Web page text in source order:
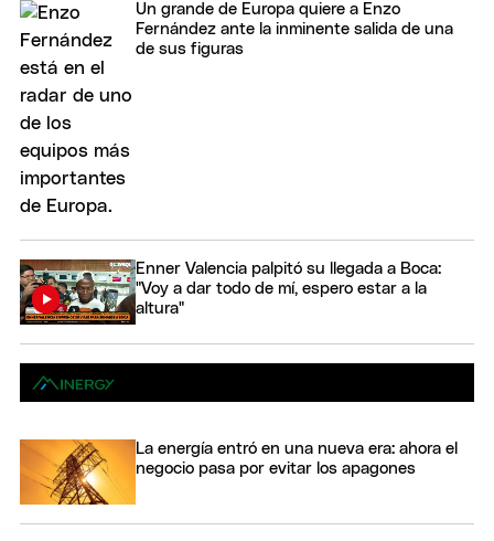
Un grande de Europa quiere a Enzo
Fernández ante la inminente salida de una
de sus figuras
Enner Valencia palpitó su llegada a Boca:
"Voy a dar todo de mí, espero estar a la
altura"
La energía entró en una nueva era: ahora el
negocio pasa por evitar los apagones